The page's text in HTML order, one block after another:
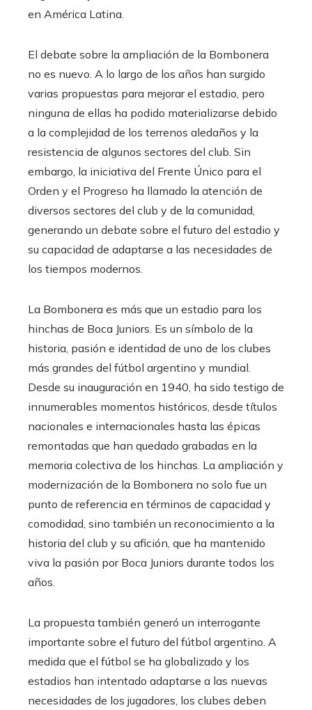
en América Latina.
El debate sobre la ampliación de la Bombonera
no es nuevo. A lo largo de los años han surgido
varias propuestas para mejorar el estadio, pero
ninguna de ellas ha podido materializarse debido
a la complejidad de los terrenos aledaños y la
resistencia de algunos sectores del club. Sin
embargo, la iniciativa del Frente Único para el
Orden y el Progreso ha llamado la atención de
diversos sectores del club y de la comunidad,
generando un debate sobre el futuro del estadio y
su capacidad de adaptarse a las necesidades de
los tiempos modernos.
La Bombonera es más que un estadio para los
hinchas de Boca Juniors. Es un símbolo de la
historia, pasión e identidad de uno de los clubes
más grandes del fútbol argentino y mundial.
Desde su inauguración en 1940, ha sido testigo de
innumerables momentos históricos, desde títulos
nacionales e internacionales hasta las épicas
remontadas que han quedado grabadas en la
memoria colectiva de los hinchas. La ampliación y
modernización de la Bombonera no solo fue un
punto de referencia en términos de capacidad y
comodidad, sino también un reconocimiento a la
historia del club y su afición, que ha mantenido
viva la pasión por Boca Juniors durante todos los
años.
La propuesta también generó un interrogante
importante sobre el futuro del fútbol argentino. A
medida que el fútbol se ha globalizado y los
estadios han intentado adaptarse a las nuevas
necesidades de los jugadores, los clubes deben